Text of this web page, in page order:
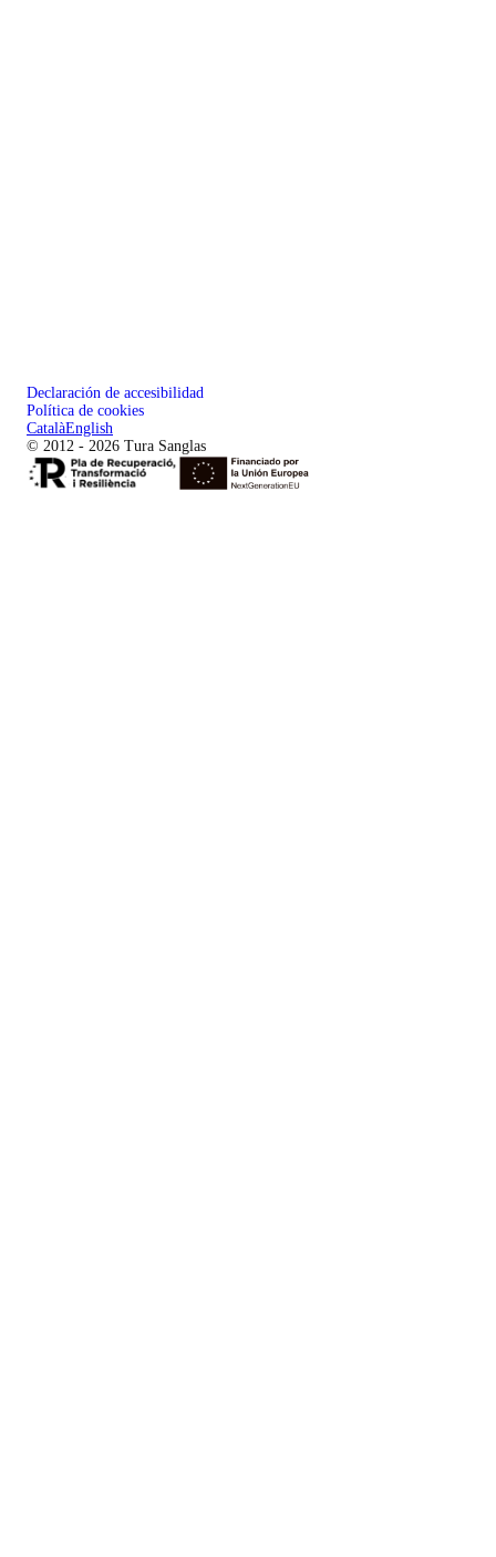
Declaración de accesibilidad
Política de cookies
CatalàEnglish
© 2012 - 2026 Tura Sanglas